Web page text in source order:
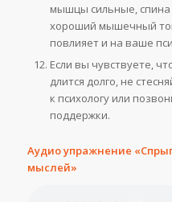
мышцы сильные, спина
хороший мышечный
повлияет и на ваше
Если вы чувствуете,
длится долго, не
к психологу или
поддержки.
Аудио упражнение
мыслей»